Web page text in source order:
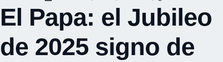
El Papa: el Jubileo
de 2025 signo de